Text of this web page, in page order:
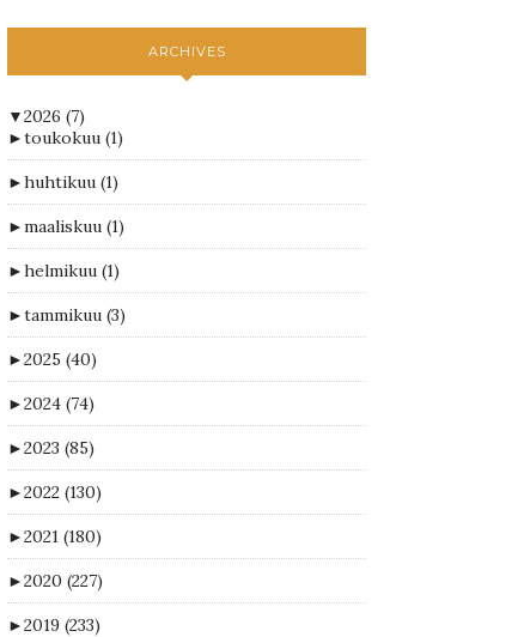
ARCHIVES
▼2026 (7)
►toukokuu (1)
►huhtikuu (1)
►maaliskuu (1)
►helmikuu (1)
►tammikuu (3)
►2025 (40)
►2024 (74)
►2023 (85)
►2022 (130)
►2021 (180)
►2020 (227)
►2019 (233)